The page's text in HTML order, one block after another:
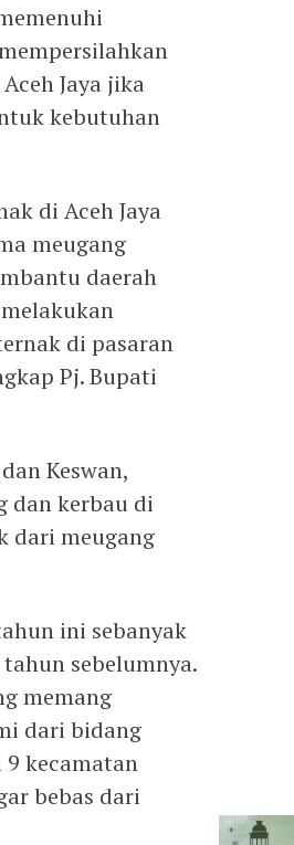
Jaya jika
kebutuhan
di Aceh Jaya
meugang
daerah
di pasaran
Pj. Bupati
Keswan,
dan kerbau di
dari meugang
ini sebanyak
sebelumnya.
memang
dari bidang
kecamatan
bebas dari